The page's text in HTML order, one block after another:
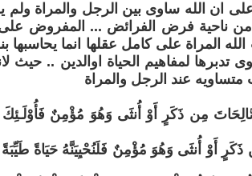
على ان الله ساوى بين الرجل والمراة
من ناحية فرض الفرائض ... المفروض
المراة على كامل عقلها انما
تدبرها لمفاهيم الحياة اوالدين .. حيث
متساويه عند الرجل والمراة
مِن ذَكَرٍ أَوْ أُنثَى وَهُوَ مُؤْمِنٌ فَأُوْلَـئِكَ
أَوْ أُنثَى وَهُوَ مُؤْمِنٌ فَلَنُحْيِيَنَّهُ حَيَاةً طَيِّبَةً